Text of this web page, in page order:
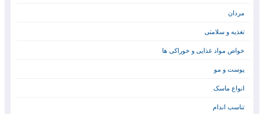
مردان
تغذیه و سلامتی
خواص مواد غذایی و خوراکی ها
پوست و مو
انواع ماسک
تناسب اندام